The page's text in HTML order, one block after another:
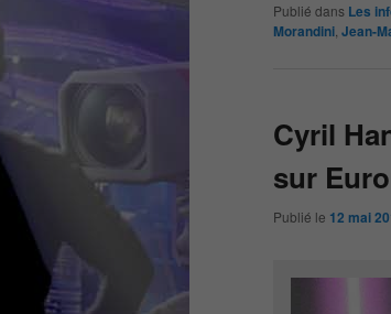
Publié dans Les
Morandini Jean-
Cyril
sur
Publié le 12 mai